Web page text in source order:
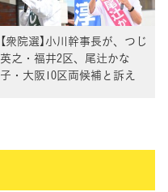
【衆院選】小川幹事長が、つじ
英之・福井2区、尾辻かな
子・大阪10区両候補と訴え